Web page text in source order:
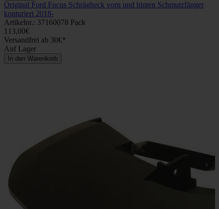
Original Ford Focus Schrägheck vorn und hinten Schmutzfänger
konturiert 2018-
Artikelnr.: 37160078 Pack
113,00€
Versandfrei ab 30€*
Auf Lager
In den Warenkorb